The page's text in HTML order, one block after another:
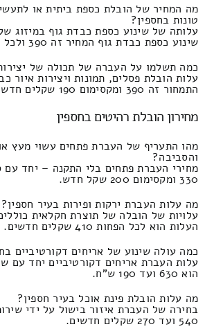
טונות בחספין?
עלותה של שינוע כספת כבדת גוף במיזוג
שינוע כספת כבדת גוף המחיר זה 390 ולכל היותר 190 ש"ח.
כמה תשלמו על העברה של תכולה של
עלות הובלת פסלים, תמונות ויצירות איור
התמחור זה 390 ומקסימום 190 שקלים חדשים.
מחירון הובלת רהיטים בחספין
מהו התעריף של העברת פתחים עשוי מעץ
והסביבה?
מחירי העברת פתחים בלי התקנה – יחד עם
330 ומקסימום 200 שקל חדש.
מה עלות העברת ירקות ופירות בעיר חספין?
עלויות של הובלה של תוצרת חקלאית
העלות הוא לכל הפחות 410 שקלים חדשים.
כמה עולה שינוע של אריחים דקורטיביים
עלות העברת אריחים דקורטיביים יחד עם
הוא 630 ועד 190 ש"ח.
מה עלות הובלת פינת אוכל בעיר חספין?
בחירה של העברת איזור בישול על ידי
540 ועד 270 שקלים חדשים.